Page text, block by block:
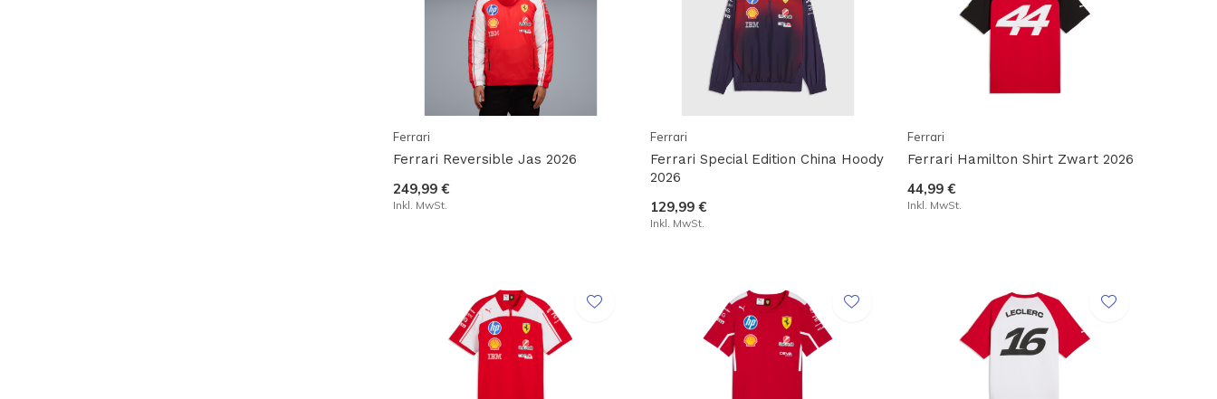
Ferrari
Ferrari Reversible Jas 2026
249,99 €
Inkl. MwSt.
Ferrari
Ferrari Special Edition China Hoody
2026
129,99 €
Inkl. MwSt.
Ferrari
Ferrari Hamilton Shirt Zwart 2026
44,99 €
Inkl. MwSt.